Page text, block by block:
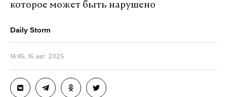
которое может быть нарушено
Daily Storm
14:45, 16 авг. 2025